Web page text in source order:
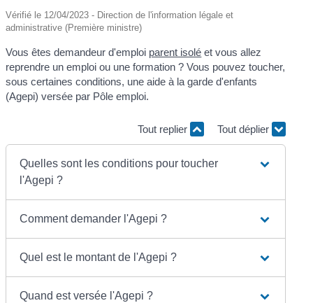
Vérifié le 12/04/2023 - Direction de l'information légale et
administrative (Première ministre)
Vous êtes demandeur d'emploi parent isolé et vous allez
reprendre un emploi ou une formation ? Vous pouvez toucher,
sous certaines conditions, une aide à la garde d'enfants
(Agepi) versée par Pôle emploi.
Tout replier Tout déplier
Quelles sont les conditions pour toucher
l'Agepi ?
Comment demander l'Agepi ?
Quel est le montant de l'Agepi ?
Quand est versée l'Agepi ?